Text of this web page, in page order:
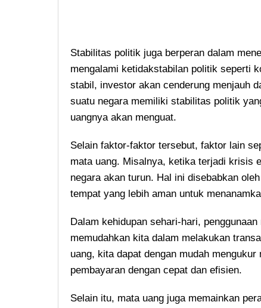
Stabilitas politik juga berperan dalam
mengalami ketidakstabilan politik seperti
stabil, investor akan cenderung menjauh
suatu negara memiliki stabilitas politik
uangnya akan menguat.
Selain faktor-faktor tersebut, faktor lain
mata uang. Misalnya, ketika terjadi krisis
negara akan turun. Hal ini disebabkan
tempat yang lebih aman untuk
Dalam kehidupan sehari-hari,
memudahkan kita dalam melakukan
uang, kita dapat dengan mudah
pembayaran dengan cepat dan efisien.
Selain itu, mata uang juga memainkan